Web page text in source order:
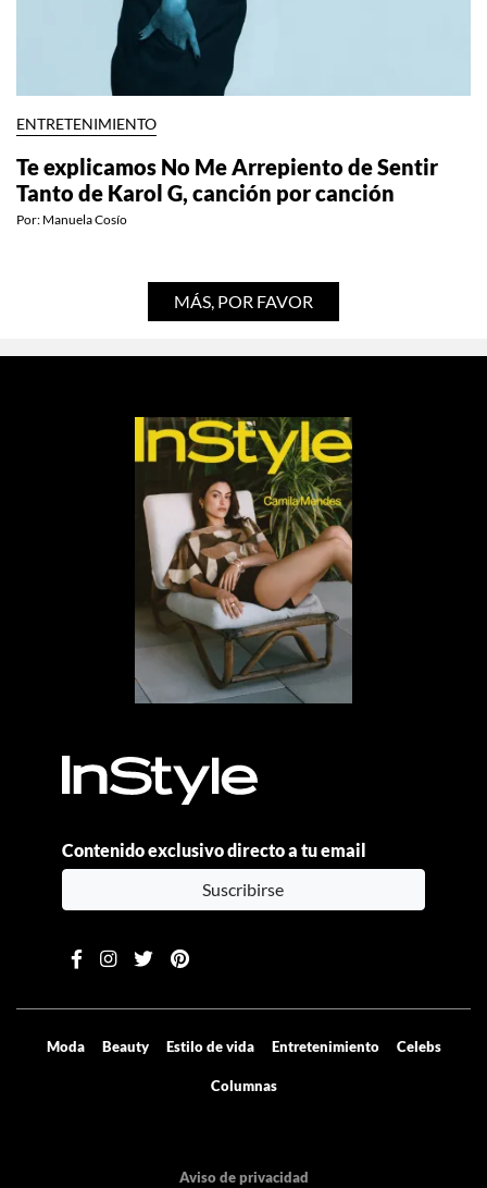
ENTRETENIMIENTO
Te explicamos No Me Arrepiento de Sentir
Tanto de Karol G, canción por canción
Por: Manuela Cosío
MÁS, POR FAVOR
Contenido exclusivo directo a tu email
Suscribirse
Moda Beauty Estilo de vida Entretenimiento Celebs
Columnas
Aviso de privacidad